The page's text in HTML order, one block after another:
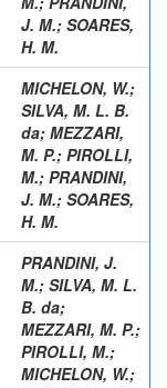
J. M.; SOARES,
H. M.
MICHELON, W.;
SILVA, M. L. B.
da; MEZZARI,
M. P.; PIROLLI,
M.; PRANDINI,
J. M.; SOARES,
H. M.
PRANDINI, J.
M.; SILVA, M. L.
B. da;
MEZZARI, M. P.;
PIROLLI, M.;
MICHELON, W.;